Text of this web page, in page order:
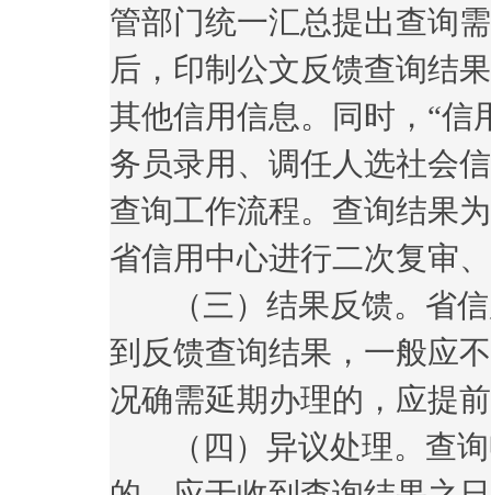
管部门统一汇总提出查询
后，印制公文反馈查询结
其他信用信息。同时，“信
务员录用、调任人选社会
查询工作流程。查询结果
省信用中心进行二次复审
（三）结果反馈。省信
到反馈查询结果，一般应
况确需延期办理的，应提
（四）异议处理。查询